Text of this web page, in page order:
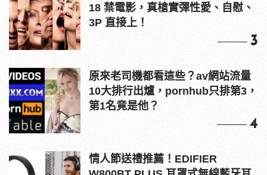
18 禁電影，真槍實彈性愛、自慰、
3P 直接上！
3
原來老司機都看這些？av網站流量
10大排行出爐，pornhub只排第3，
第1名竟是他？
4
情人節送禮推薦！EDIFIER